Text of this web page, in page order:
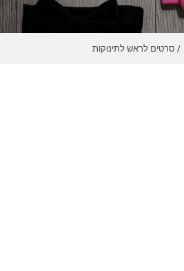
/ סרטים לראש לתינוקות